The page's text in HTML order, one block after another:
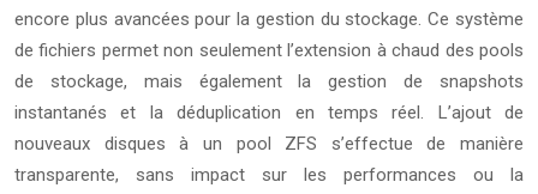
encore plus avancées pour la gestion du stockage. Ce système
de fichiers permet non seulement l’extension à chaud des pools
de stockage, mais également la gestion de snapshots
instantanés et la déduplication en temps réel. L’ajout de
nouveaux disques à un pool ZFS s’effectue de manière
transparente, sans impact sur les performances ou la